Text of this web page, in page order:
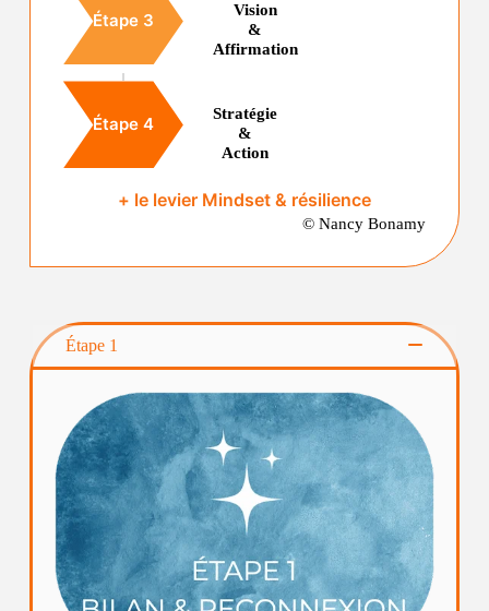
Étape 3
Vision
&
Affirmation
Étape 4
Stratégie
&
Action
+ le levier Mindset & résilience
© Nancy Bonamy
Étape 1